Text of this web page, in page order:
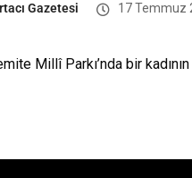
Gazetesi 17 Temmuz
Millî Parkı’nda bir